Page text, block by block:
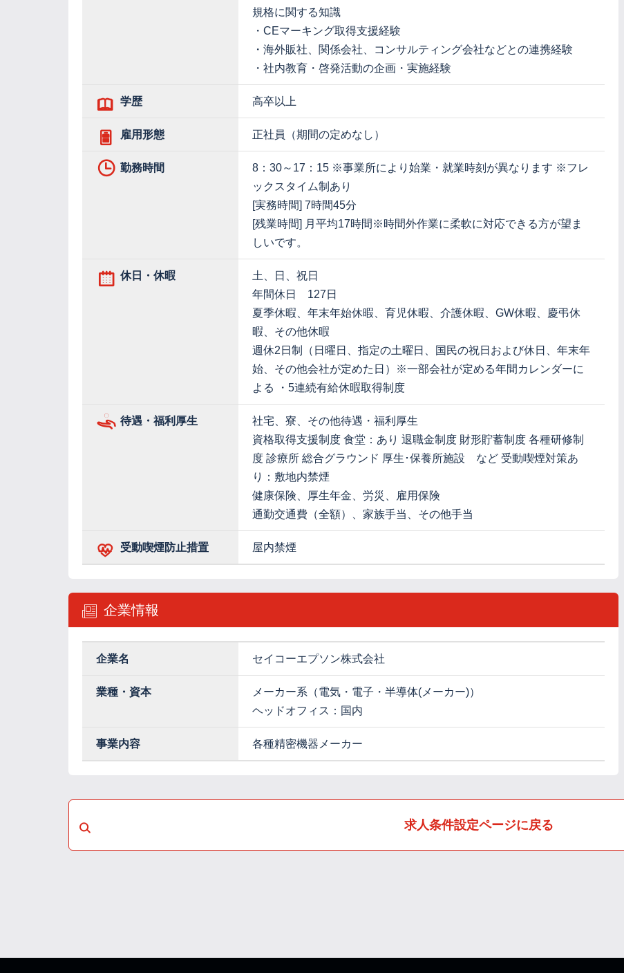
規格に関する知識
・CEマーキング取得支援経験
・海外販社、関係会社、コンサルティング会社などとの連携経験
・社内教育・啓発活動の企画・実施経験
学歴 高卒以上
雇用形態 正社員（期間の定めなし）
勤務時間
8：30～17：15 ※事業所により始業・就業時刻が異なります ※フレ
ックスタイム制あり
[実務時間] 7時間45分
[残業時間] 月平均17時間※時間外作業に柔軟に対応できる方が望ま
しいです。
休日・休暇
土、日、祝日
年間休日 127日
夏季休暇、年末年始休暇、育児休暇、介護休暇、GW休暇、慶弔休
暇、その他休暇
週休2日制（日曜日、指定の土曜日、国民の祝日および休日、年末年
始、その他会社が定めた日）※一部会社が定める年間カレンダーに
よる ・5連続有給休暇取得制度
待遇・福利厚生
社宅、寮、その他待遇・福利厚生
資格取得支援制度 食堂：あり 退職金制度 財形貯蓄制度 各種研修制
度 診療所 総合グラウンド 厚生･保養所施設 など 受動喫煙対策あ
り：敷地内禁煙
健康保険、厚生年金、労災、雇用保険
通勤交通費（全額）、家族手当、その他手当
受動喫煙防止措置 屋内禁煙
企業情報
企業名 セイコーエプソン株式会社
業種・資本
メーカー系（電気・電子・半導体(メーカー)）
ヘッドオフィス：国内
事業内容 各種精密機器メーカー
求人条件設定ページに戻る